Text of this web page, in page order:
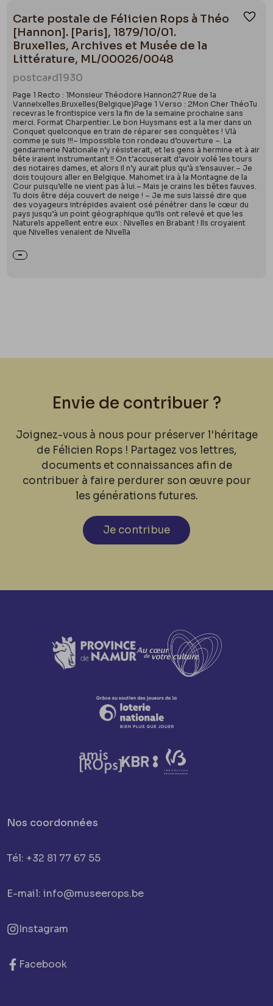
Carte postale de Félicien Rops à Théo
[Hannon]. [Paris], 1879/10/01.
Bruxelles, Archives et Musée de la
Littérature, ML/00026/0048
postcard1930
Page 1 Recto : 1Monsieur Théodore Hannon27 Rue de la
VanneIxelles.Bruxelles(Belgique)Page 1 Verso : 2Mon Cher ThéoTu
recevras le frontispice vers la fin de la semaine prochaine sans
merci. Format Charpentier. Le bon Huysmans est a la mer dans un
Conquet quelconque en train de réparer ses conquètes ! Vlà
comme je suis !!!– Impossible ton rondeau d’ouverture –. La
gendarmerie Nationale n’y résisterait, et les gens à hermine et à air
bête iraient instrumentant !! On t’accuserait d’avoir volé les tours
des notaires dames, et alors il n’y aurait plus qu’à s’ensauver.– Je
dois toujours aller en Belgique. Mahomet ira à la Montagne de la
Cour puisqu’elle ne vient pas à lui.– Mais je crains les bêtes fauves.
Tu dois être déja couvert de neige ! – Je me suis laissé dire que
des voyageurs intrépides avaient osé pénétrer dans le cœur du
pays jusqu’à un point géographique qu’ils ont relevé et que les
Naturels appellent entre eux : Nivelles en Brabant ! Ils croyaient
que Nivelles venaient de Nivella
Envie de contribuer ?
Joignez-vous à nous pour préserver l'héritage
de Félicien Rops ! Partagez vos lettres,
documents et connaissances afin de
contribuer à faire perdurer son œuvre pour
les générations futures.
Je contribue
Nos coordonnées
Tél: +32 81 77 67 55
E-mail: info@museerops.be
Instagram
Facebook